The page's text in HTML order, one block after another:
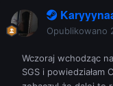
Opublikowano
Wczoraj wchodząc
SGS i